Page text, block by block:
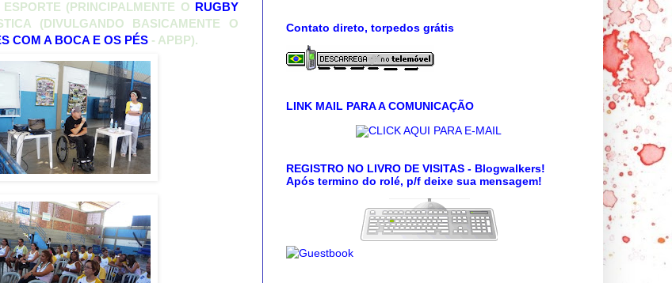
(PRINCIPALMENTE O RUGBY
(DIVULGANDO BASICAMENTE O
COM A BOCA E OS PÉS - APBP).
Contato direto, torpedos grátis
LINK MAIL PARA A COMUNICAÇÃO
CLICK AQUI PARA E-MAIL
REGISTRO NO LIVRO DE VISITAS - Blogwalkers!
Após termino do rolé, p/f deixe sua mensagem!